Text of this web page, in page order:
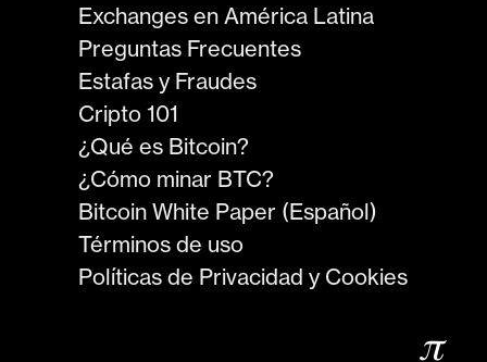
Exchanges en América Latina
Preguntas Frecuentes
Estafas y Fraudes
Cripto 101
¿Qué es Bitcoin?
¿Cómo minar BTC?
Bitcoin White Paper (Español)
Términos de uso
Políticas de Privacidad y Cookies
𝜋